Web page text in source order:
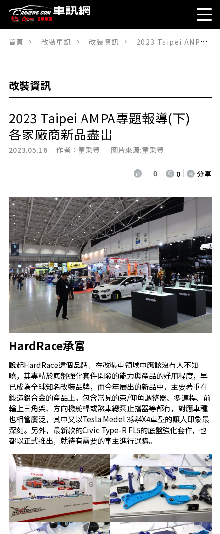
首頁 改裝車訊 改裝資訊 2023 Taipei AMPA專題報導(下)各家廠商新品盡出
改裝資訊
2023 Taipei AMPA專題報導(下)
各家廠商新品盡出
2023.05.16 作者： 童秉豐 圖片來源:童秉豐
0 0 分享
HardRace承富
說起HardRace這個品牌，在改裝車領域中應該沒有人不知
曉，其專精於底盤強化套件開發的能力與產品的好用程度，早
已成為全球知名改裝品牌，而今年展出的新品中，主要著重在
鍛造鋁合金的產品上，包含常見的束/仰角調整器、多連桿、前
輪上三角架、方向機舵桿或煞車總泵止擋器等都有，對應車種
也相當廣泛，其中又以Tesla Medel 3與4X4車型的讓人印象最
深刻。另外，最新款的Civic Type-R FL5的底盤強化套件，也
都以正式推出，就待有需要的車主進行選購。